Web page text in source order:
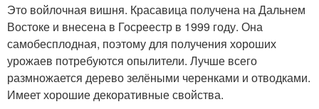
Это войлочная вишня. Красавица получена на Дальнем
Востоке и внесена в Госреестр в 1999 году. Она
самобесплодная, поэтому для получения хороших
урожаев потребуются опылители. Лучше всего
размножается дерево зелёными черенками и отводками.
Имеет хорошие декоративные свойства.